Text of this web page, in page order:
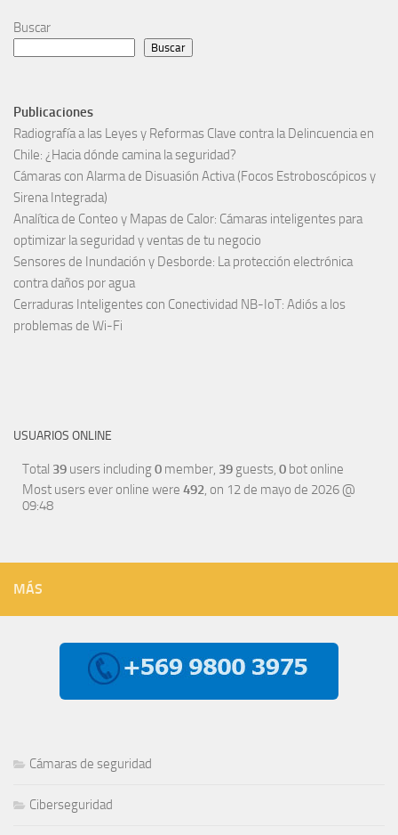
Buscar
Buscar
Publicaciones
Radiografía a las Leyes y Reformas Clave contra la Delincuencia en
Chile: ¿Hacia dónde camina la seguridad?
Cámaras con Alarma de Disuasión Activa (Focos Estroboscópicos y
Sirena Integrada)
Analítica de Conteo y Mapas de Calor: Cámaras inteligentes para
optimizar la seguridad y ventas de tu negocio
Sensores de Inundación y Desborde: La protección electrónica
contra daños por agua
Cerraduras Inteligentes con Conectividad NB-IoT: Adiós a los
problemas de Wi-Fi
USUARIOS ONLINE
Total 39 users including0 member, 39 guests, 0 bot online
Most users ever online were 492, on 12 de mayo de 2026 @
09:48
MÁS
Cámaras de seguridad
Ciberseguridad